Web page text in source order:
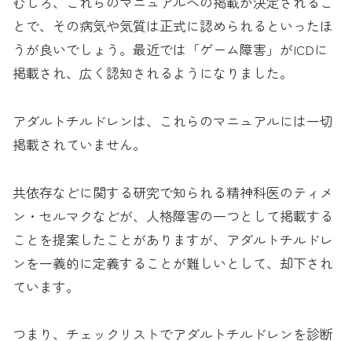
とで、その病気や気質は正式に認められるといったほ
うが良いでしょう。最近では「ゲーム障害」がICDに
掲載され、広く認知されるようになりました。
アダルトチルドレンは、これらのマニュアルには一切
掲載されていません。
共依存などに関する研究で知られる精神科医のティメ
ン・セルマクなどが、人格障害の一つとして掲載する
ことを提案したことがありますが、アダルトチルドレ
ンを一義的に定義することが難しいとして、却下され
ています。
つまり、チェックリストでアダルトチルドレンを診断